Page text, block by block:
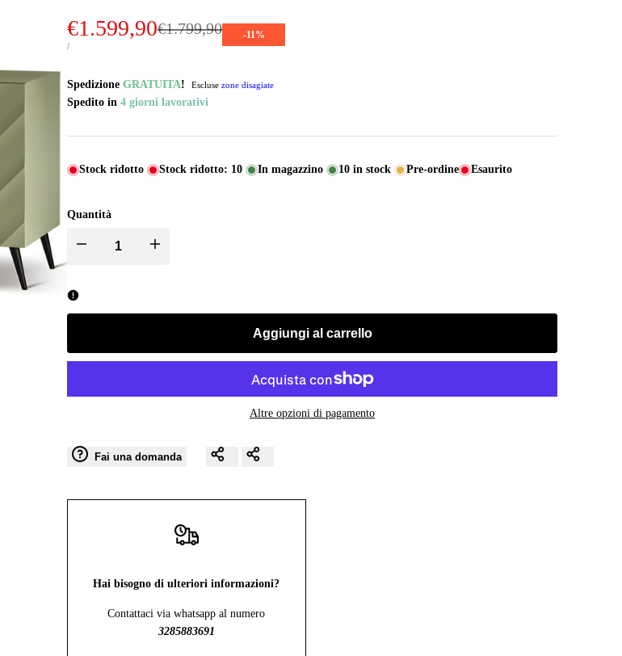
Prezzo
€1.799,90
Prezzo
di
vendita
€1.599,90
PREZZO
/PER
-11%
Spedizione GRATUITA! Escluse zone disagiate
Spedito in 4 giorni lavorativi
Stock ridotto Stock ridotto: 10 In magazzino 10 in stock Pre-ordine Esaurito
Quantità
I18n
interpolation
quantità
I18n
interpolation
quantità
per
Aggiungi al carrello
Altre opzioni di pagamento
Fai una domanda
Hai bisogno di ulteriori informazioni?
Contattaci via whatsapp al numero
3285883691